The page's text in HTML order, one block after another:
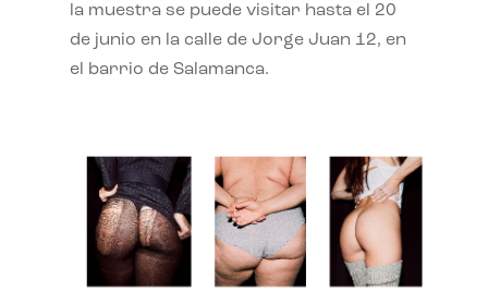
la muestra se puede visitar hasta el 20
de junio en la calle de Jorge Juan 12, en
el barrio de Salamanca.